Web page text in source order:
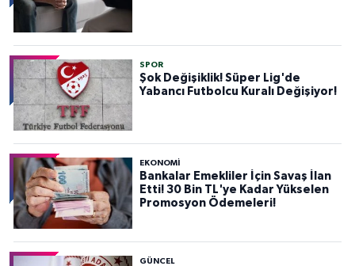
SPOR
Şok Değişiklik! Süper Lig'de
Yabancı Futbolcu Kuralı Değişiyor!
EKONOMİ
Bankalar Emekliler İçin Savaş İlan
Etti! 30 Bin TL'ye Kadar Yükselen
Promosyon Ödemeleri!
GÜNCEL